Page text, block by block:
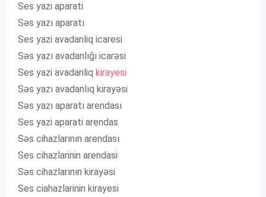
Ses yazi aparati
Səs yazı aparatı
Ses yazi avadanliq icaresi
Səs yazı avadanlığı icarəsi
Ses yazi avadanliq kirayesi
Səs yazı avadanlıq kirayəsi
Səs yazı aparatı arendası
Ses yazi aparati arendas
Səs cihazlarının arendası
Ses cihazlarinin arendasi
Səs cihazlarının kirayəsi
Ses ciahazlarinin kirayesi